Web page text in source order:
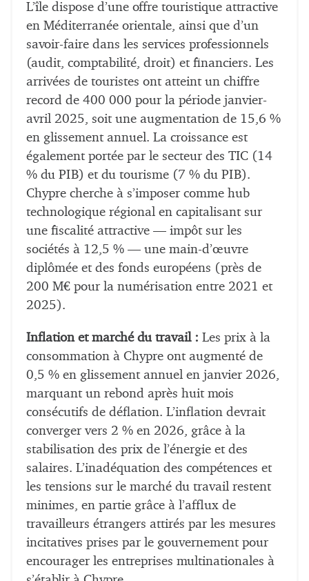
L’île dispose d’une offre touristique attractive
en Méditerranée orientale, ainsi que d’un
savoir-faire dans les services professionnels
(audit, comptabilité, droit) et financiers. Les
arrivées de touristes ont atteint un chiffre
record de 400 000 pour la période janvier-
avril 2025, soit une augmentation de 15,6 %
en glissement annuel. La croissance est
également portée par le secteur des TIC (14
% du PIB) et du tourisme (7 % du PIB).
Chypre cherche à s’imposer comme hub
technologique régional en capitalisant sur
une fiscalité attractive — impôt sur les
sociétés à 12,5 % — une main-d’œuvre
diplômée et des fonds européens (près de
200 M€ pour la numérisation entre 2021 et
2025).
Inflation et marché du travail : Les prix à la
consommation à Chypre ont augmenté de
0,5 % en glissement annuel en janvier 2026,
marquant un rebond après huit mois
consécutifs de déflation. L’inflation devrait
converger vers 2 % en 2026, grâce à la
stabilisation des prix de l’énergie et des
salaires. L’inadéquation des compétences et
les tensions sur le marché du travail restent
minimes, en partie grâce à l’afflux de
travailleurs étrangers attirés par les mesures
incitatives prises par le gouvernement pour
encourager les entreprises multinationales à